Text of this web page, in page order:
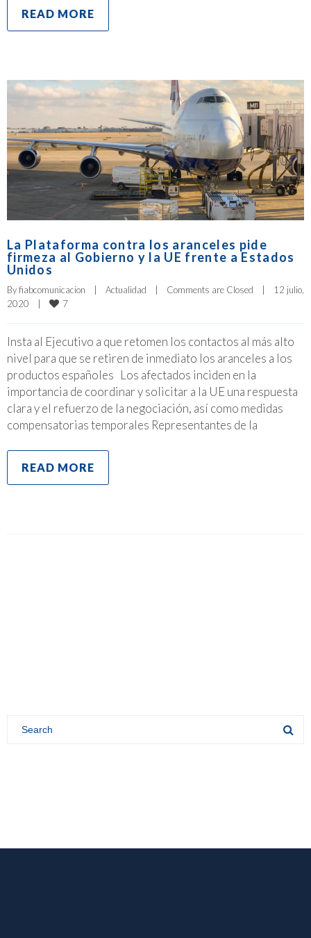
READ MORE
La Plataforma contra los aranceles pide
firmeza al Gobierno y la UE frente a Estados
Unidos
By fiabcomunicacion | Actualidad | Comments are Closed |
12 julio,
2020
| 7
Insta al Ejecutivo a que retomen los contactos al más alto
nivel para que se retiren de inmediato los aranceles a los
productos españoles Los afectados inciden en la
importancia de coordinar y solicitar a la UE una respuesta
clara y el refuerzo de la negociación, así como medidas
compensatorias temporales Representantes de la
READ MORE